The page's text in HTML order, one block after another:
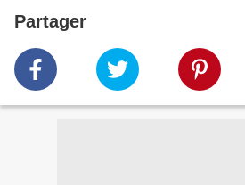
Partager